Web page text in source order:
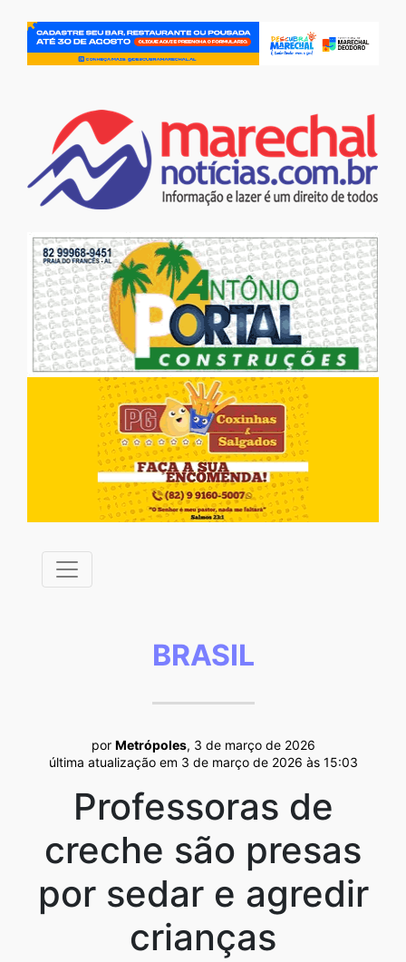
BRASIL
por Metrópoles, 3 de março de 2026
última atualização em 3 de março de 2026 às 15:03
Professoras de
creche são presas
por sedar e agredir
crianças